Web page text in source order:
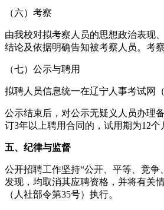
（六）考察
由我校对拟考察人员的思想政治表现
结论及依据明确告知被考察人员。考
（七）公示与聘用
拟聘人员信息统一在辽宁人事考试网
公示结束后，对公示无疑义人员办理
订3年以上聘用合同的，试用期为12
五、纪律与监督
公开招聘工作坚持“公开、平等、竞
发现，均取消其应聘资格，并将有关
（人社部令第35号）执行。